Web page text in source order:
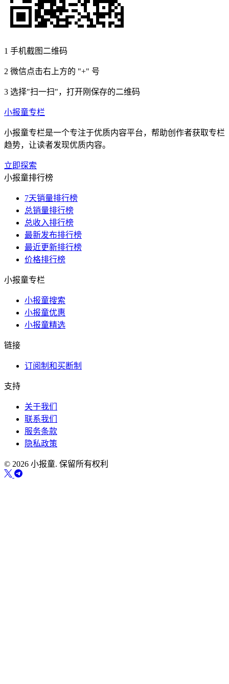
1 手机截图二维码
2 微信点击右上方的 "+" 号
3 选择"扫一扫"，打开刚保存的二维码
小报童专栏
小报童专栏是一个专注于优质内容平台，帮助创作者获取专栏
趋势，让读者发现优质内容。
立即探索
小报童排行榜
7天销量排行榜
总销量排行榜
总收入排行榜
最新发布排行榜
最近更新排行榜
价格排行榜
小报童专栏
小报童搜索
小报童优惠
小报童精选
链接
订阅制和买断制
支持
关于我们
联系我们
服务条款
隐私政策
© 2026 小报童. 保留所有权利